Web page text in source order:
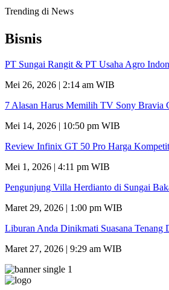
Trending di News
Bisnis
PT Sungai Rangit & PT Usaha Agro
Mei 26, 2026 | 2:14 am WIB
7 Alasan Harus Memilih TV Sony Bravia
Mei 14, 2026 | 10:50 pm WIB
Review Infinix GT 50 Pro Harga
Mei 1, 2026 | 4:11 pm WIB
Pengunjung Villa Herdianto di Sungai
Maret 29, 2026 | 1:00 pm WIB
Liburan Anda Dinikmati Suasana Tenang
Maret 27, 2026 | 9:29 am WIB